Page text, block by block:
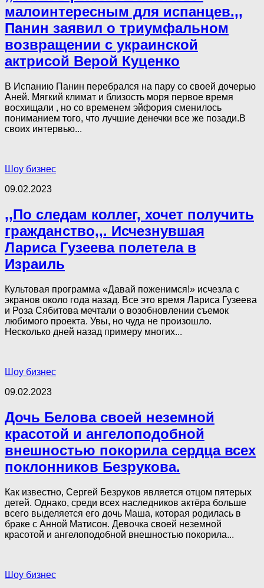
малоинтересным для испанцев.,,
Панин заявил о триумфальном
возвращении с украинской
актрисой Верой Куценко
В Испанию Панин перебрался на пару со своей дочерью
Аней. Мягкий климат и близость моря первое время
восхищали , но со временем эйфория сменилось
пониманием того, что лучшие денечки все же позади.В
своих интервью...
Шоу бизнес
09.02.2023
,,По следам коллег, хочет получить
гражданство,,. Исчезнувшая
Лариса Гузеева полетела в
Израиль
Культовая программа «Давай поженимся!» исчезла с
экранов около года назад. Все это время Лариса Гузеева
и Роза Сябитова мечтали о возобновлении съемок
любимого проекта. Увы, но чуда не произошло.
Несколько дней назад примеру многих...
Шоу бизнес
09.02.2023
Дочь Белова своей неземной
красотой и ангелоподобной
внешностью покорила сердца всех
поклонников Безрукова.
Как известно, Сергей Безруков является отцом пятерых
детей. Однако, среди всех наследников актёра больше
всего выделяется его дочь Маша, которая родилась в
браке с Анной Матисон. Девочка своей неземной
красотой и ангелоподобной внешностью покорила...
Шоу бизнес